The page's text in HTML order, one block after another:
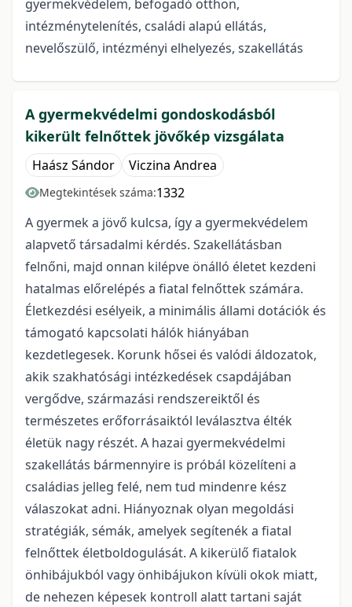
gyermekvédelem, befogadó otthon,
intézménytelenítés, családi alapú ellátás,
nevelőszülő, intézményi elhelyezés, szakellátás
A gyermekvédelmi gondoskodásból
kikerült felnőttek jövőkép vizsgálata
Haász Sándor Viczina Andrea
Megtekintések száma:1332
A gyermek a jövő kulcsa, így a gyermekvédelem
alapvető társadalmi kérdés. Szakellátásban
felnőni, majd onnan kilépve önálló életet kezdeni
hatalmas előrelépés a fiatal felnőttek számára.
Életkezdési esélyeik, a minimális állami dotációk és
támogató kapcsolati hálók hiányában
kezdetlegesek. Korunk hősei és valódi áldozatok,
akik szakhatósági intézkedések csapdájában
vergődve, származási rendszereiktől és
természetes erőforrásaiktól leválasztva élték
életük nagy részét. A hazai gyermekvédelmi
szakellátás bármennyire is próbál közelíteni a
családias jelleg felé, nem tud mindenre kész
válaszokat adni. Hiányoznak olyan megoldási
stratégiák, sémák, amelyek segítenék a fiatal
felnőttek életboldogulását. A kikerülő fiatalok
önhibájukból vagy önhibájukon kívüli okok miatt,
de nehezen képesek kontroll alatt tartani saját